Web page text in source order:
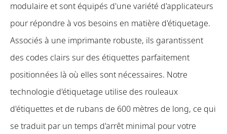
modulaire et sont équipés d'une variété d'applicateurs
pour répondre à vos besoins en matière d'étiquetage.
Associés à une imprimante robuste, ils garantissent
des codes clairs sur des étiquettes parfaitement
positionnées là où elles sont nécessaires. Notre
technologie d'étiquetage utilise des rouleaux
d'étiquettes et de rubans de 600 mètres de long, ce qui
se traduit par un temps d'arrêt minimal pour votre